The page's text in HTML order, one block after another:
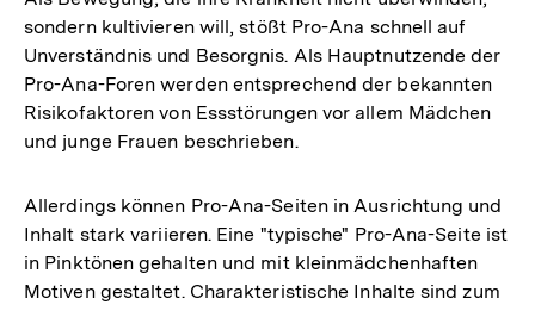
sondern kultivieren will, stößt Pro-Ana schnell auf
Unverständnis und Besorgnis. Als Hauptnutzende der
Pro-Ana-Foren werden entsprechend der bekannten
Risikofaktoren von Essstörungen vor allem Mädchen
und junge Frauen beschrieben.
Allerdings können Pro-Ana-Seiten in Ausrichtung und
Inhalt stark variieren. Eine "typische" Pro-Ana-Seite ist
in Pinktönen gehalten und mit kleinmädchenhaften
Motiven gestaltet. Charakteristische Inhalte sind zum